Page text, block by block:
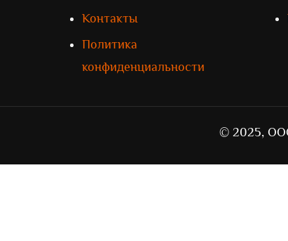
Контакты
Политика
конфиденциальности
© 2025,